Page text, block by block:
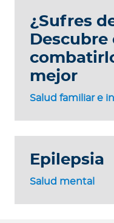
Salud familiar e
¿Sufres
Descubre
mejor
Salud mental
Epilepsia